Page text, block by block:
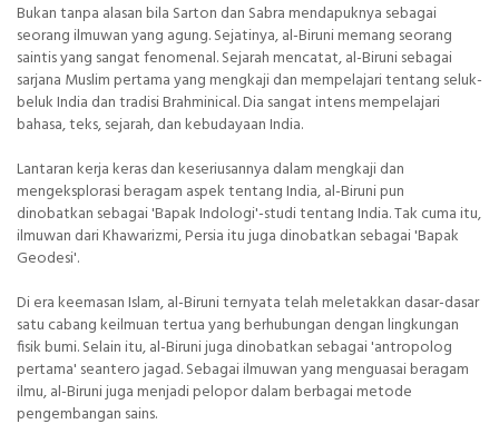
Bukan tanpa alasan bila Sarton dan Sabra mendapuknya sebagai
seorang ilmuwan yang agung. Sejatinya, al-Biruni memang seorang
saintis yang sangat fenomenal. Sejarah mencatat, al-Biruni sebagai
sarjana Muslim pertama yang mengkaji dan mempelajari tentang seluk-
beluk India dan tradisi Brahminical. Dia sangat intens mempelajari
bahasa, teks, sejarah, dan kebudayaan India.
Lantaran kerja keras dan keseriusannya dalam mengkaji dan
mengeksplorasi beragam aspek tentang India, al-Biruni pun
dinobatkan sebagai 'Bapak Indologi'-studi tentang India. Tak cuma itu,
ilmuwan dari Khawarizmi, Persia itu juga dinobatkan sebagai 'Bapak
Geodesi'.
Di era keemasan Islam, al-Biruni ternyata telah meletakkan dasar-dasar
satu cabang keilmuan tertua yang berhubungan dengan lingkungan
fisik bumi. Selain itu, al-Biruni juga dinobatkan sebagai 'antropolog
pertama' seantero jagad. Sebagai ilmuwan yang menguasai beragam
ilmu, al-Biruni juga menjadi pelopor dalam berbagai metode
pengembangan sains.